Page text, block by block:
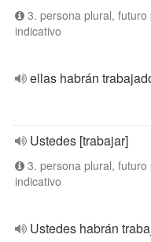
3. persona plural, futuro
indicativo
ellas habrán
Ustedes [trabajar]
3. persona plural, futuro
indicativo
Ustedes habrán